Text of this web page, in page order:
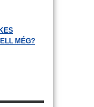
MÉG?